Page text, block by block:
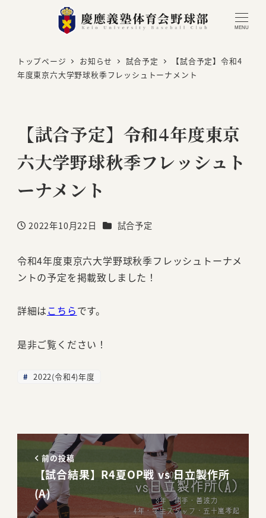
MENU
トップページ お知らせ 試合予定
【試合予定】令和4
年度東京六大学野球秋季フレッシュトーナメント
【試合予定】令和4年度東京
六大学野球秋季フレッシュト
ーナメント
投稿日
2022年10月22日 カテゴリー
試合予定
令和4年度東京六大学野球秋季フレッシュトーナメ
ントの予定を掲載致しました！
詳細はこちらです。
是非ご覧ください！
2022(令和4)年度
前の投稿
【試合結果】R4夏OP戦 vs 日立製作所
(A)